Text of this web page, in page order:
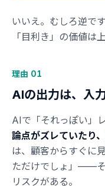
いいえ。むしろ逆で
「目利き」の価値は
理由 01
AIの出力は、入
AIで「それっぽい」
論点がズレていたり
は、顧客からすぐに
ただけでしょ」——そ
リスクがある。